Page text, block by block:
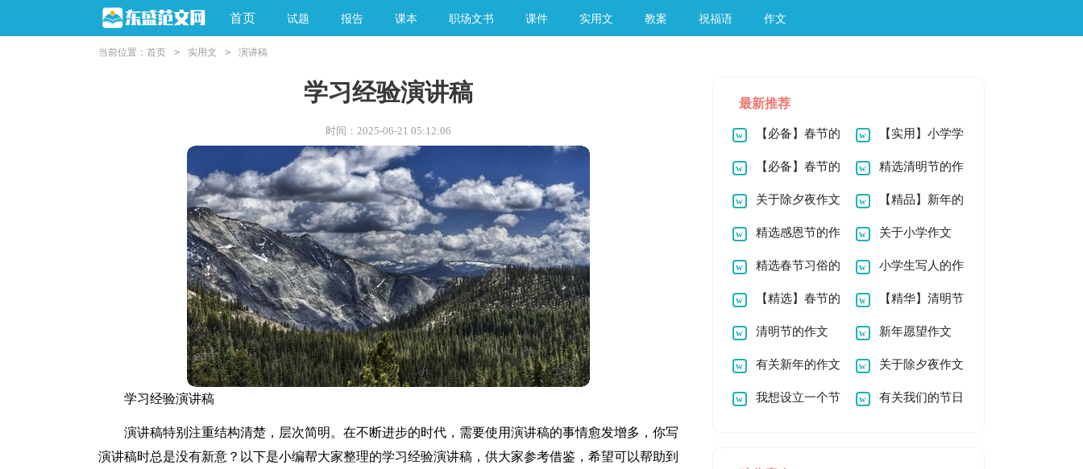
首页 试题 报告 课本 职场文书 课件 实用文 教案 祝福语 作文
当前位置： 首页 > 实用文 > 演讲稿
学习经验演讲稿
时间：2025-06-21 05:12:06
学习经验演讲稿
演讲稿特别注重结构清楚，层次简明。在不断进步的时代，需要使用演讲稿的事情愈发增多，你写
演讲稿时总是没有新意？以下是小编帮大家整理的学习经验演讲稿，供大家参考借鉴，希望可以帮助到
最新推荐
【必备】春节的
作文900字合集五篇
【实用】小学学
作文900字六篇
【必备】春节的
作文900字7篇
精选清明节的作
文900字9篇
关于除夕夜作文
800字8篇
【精品】新年的
作文900字3篇
精选感恩节的作
文900字5篇
关于小学作文
900字8篇
精选春节习俗的
作文1000字4篇
小学生写人的作
文1000字3篇
【精选】春节的
作文200字3篇
【精华】清明节
的作文1000字合集5
篇
清明节的作文
1000字合集8篇
新年愿望作文
900字六篇
有关新年的作文
1000字4篇
关于除夕夜作文
900字3篇
我想设立一个节 有关我们的节日